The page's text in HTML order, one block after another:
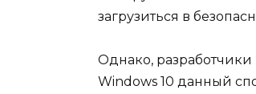
Однако, разработчики
Windows 10 данный